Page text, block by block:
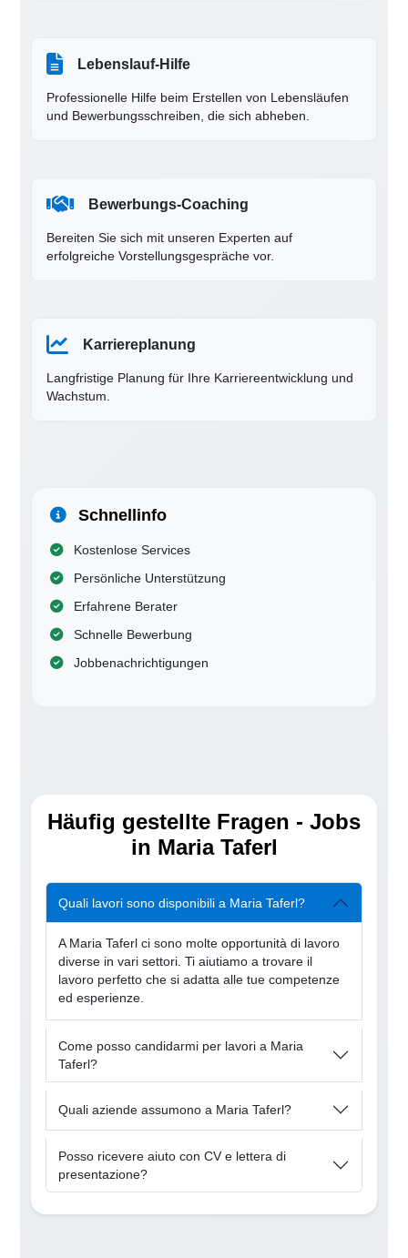
Lebenslauf-Hilfe
Professionelle Hilfe beim Erstellen von Lebensläufen
und Bewerbungsschreiben, die sich abheben.
Bewerbungs-Coaching
Bereiten Sie sich mit unseren Experten auf
erfolgreiche Vorstellungsgespräche vor.
Karriereplanung
Langfristige Planung für Ihre Karriereentwicklung und
Wachstum.
Schnellinfo
Kostenlose Services
Persönliche Unterstützung
Erfahrene Berater
Schnelle Bewerbung
Jobbenachrichtigungen
Häufig gestellte Fragen - Jobs
in Maria Taferl
Quali lavori sono disponibili a Maria Taferl?
A Maria Taferl ci sono molte opportunità di lavoro
diverse in vari settori. Ti aiutiamo a trovare il
lavoro perfetto che si adatta alle tue competenze
ed esperienze.
Come posso candidarmi per lavori a Maria
Taferl?
Quali aziende assumono a Maria Taferl?
Posso ricevere aiuto con CV e lettera di
presentazione?